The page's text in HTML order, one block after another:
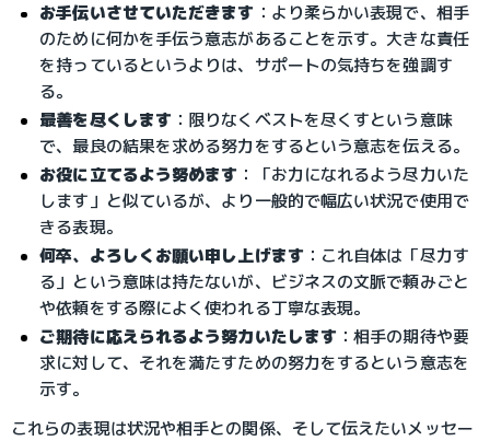
お手伝いさせていただきます ：より柔らかい表現で、相手
のために何かを手伝う意志があることを示す。大きな責任
を持っているというよりは、サポートの気持ちを強調す
る。
最善を尽くします ：限りなくベストを尽くすという意味
で、最良の結果を求める努力をするという意志を伝える。
お役に立てるよう努めます ：「お力になれるよう尽力いた
します」と似ているが、より一般的で幅広い状況で使用で
きる表現。
何卒、よろしくお願い申し上げます ：これ自体は「尽力す
る」という意味は持たないが、ビジネスの文脈で頼みごと
や依頼をする際によく使われる丁寧な表現。
ご期待に応えられるよう努力いたします ：相手の期待や要
求に対して、それを満たすための努力をするという意志を
示す。
これらの表現は状況や相手との関係、そして伝えたいメッセー